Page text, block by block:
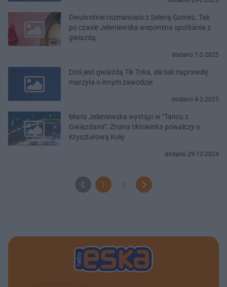
Dwukrotnie rozmawiała z Seleną Gomez. Tak
po czasie Jeleniewska wspomina spotkania z
gwiazdą
dodano 7-2-2025
Dziś jest gwiazdą Tik Toka, ale tak naprawdę
marzyła o innym zawodzie
dodano 4-2-2025
Maria Jeleniewska wystąpi w "Tańcu z
Gwiazdami". Znana tiktokerka powalczy o
Kryształową Kulę
dodano 29-12-2024
1 2